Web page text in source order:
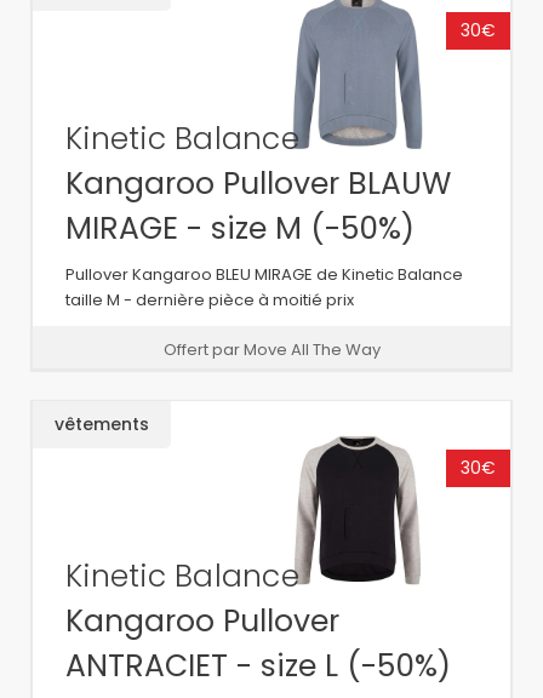
30€
Kinetic Balance
Kangaroo Pullover BLAUW
MIRAGE - size M (-50%)
Pullover Kangaroo BLEU MIRAGE de Kinetic Balance
taille M - dernière pièce à moitié prix
Offert par Move All The Way
vêtements
30€
Kinetic Balance
Kangaroo Pullover
ANTRACIET - size L (-50%)